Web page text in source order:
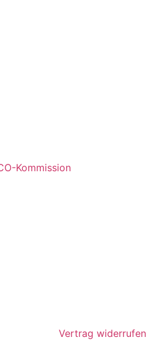
Kommission
Vertrag widerrufen